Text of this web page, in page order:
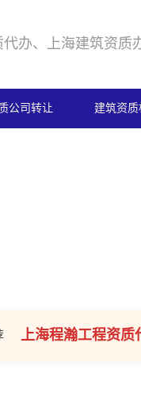
代办、上海建筑资
公司转让 建筑资质
上海程瀚工程资质